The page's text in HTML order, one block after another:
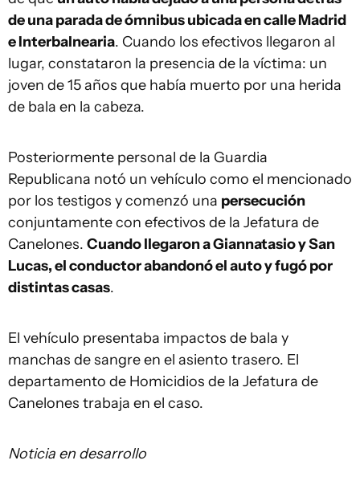
de una parada de ómnibus ubicada en calle Madrid
e Interbalnearia. Cuando los efectivos llegaron al
lugar, constataron la presencia de la víctima: un
joven de 15 años que había muerto por una herida
de bala en la cabeza.
Posteriormente personal de la Guardia
Republicana notó un vehículo como el mencionado
por los testigos y comenzó una persecución
conjuntamente con efectivos de la Jefatura de
Canelones. Cuando llegaron a Giannatasio y San
Lucas, el conductor abandonó el auto y fugó por
distintas casas.
El vehículo presentaba impactos de bala y
manchas de sangre en el asiento trasero. El
departamento de Homicidios de la Jefatura de
Canelones trabaja en el caso.
Noticia en desarrollo